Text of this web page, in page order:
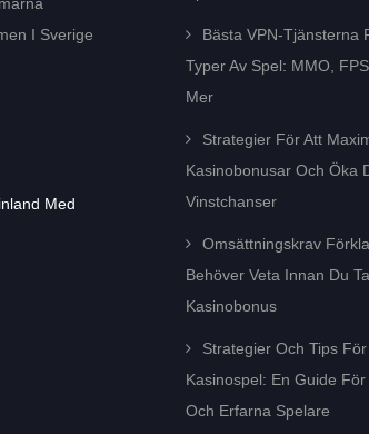
I Sverige
Med
Bästa VPN-Tjänsterna
Typer Av Spel: MMO,
Mer
Strategier För Att
Kasinobonusar Och Öka
Vinstchanser
Omsättningskrav
Behöver Veta Innan Du
Kasinobonus
Strategier Och Tips
Kasinospel: En Guide
Och Erfarna Spelare